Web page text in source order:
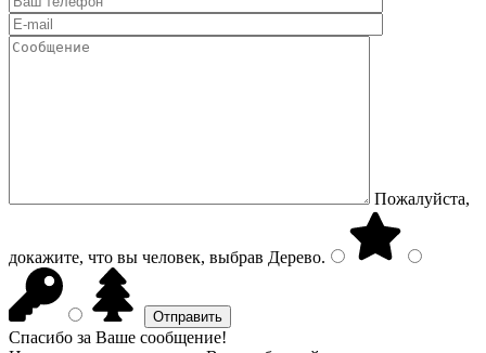
Пожалуйста,
докажите, что вы человек, выбрав Дерево.
Спасибо за Ваше сообщение!